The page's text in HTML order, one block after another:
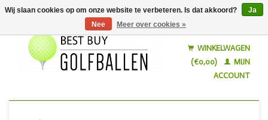
WINKELWAGEN
(€0,00)
MIJN
ACCOUNT
Wij slaan cookies op om onze website te verbeteren. Is dat akkoord?
Ja
Nee
Meer over cookies »